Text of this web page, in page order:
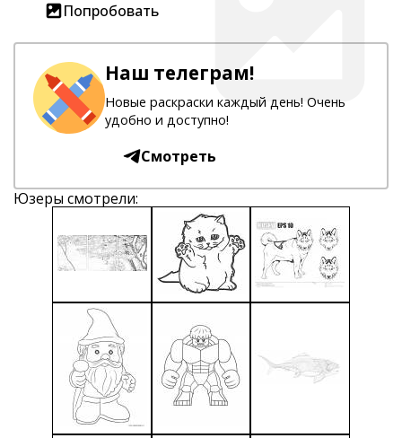
Попробовать
Наш телеграм!
Новые раскраски каждый день! Очень
удобно и доступно!
Смотреть
Юзеры смотрели: